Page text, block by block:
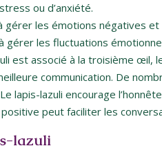
ou d’anxiété.
gérer les émotions négatives
gérer les fluctuations
est associé à la troisième œil,
communication. De
Le lapis-lazuli encourage
peut faciliter les
lazuli